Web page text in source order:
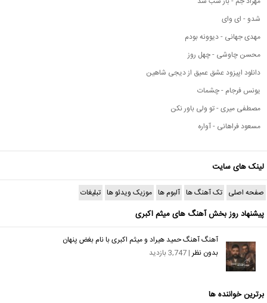
شدو - ای وای
مهدی جهانی - دیوونه بودم
محسن چاوشی - چهل روز
دانلود اپیزود عشق عمیق از دیجی شاهین
یونس فرجام - چشمات
مصطفی میری - تو ولی باور نکن
مسعود فراهانی - آواره
لینک های سایت
صفحه اصلی تک آهنگ ها آلبوم ها موزیک ویدئو ها تبلیغات
پیشنهاد روز بخش آهنگ های میثم اکبری
آهنگ آهنگ حمید هیراد و میثم اکبری با نام بغض پنهان
بدون نظر | 3,747 بازدید
برترین خواننده ها